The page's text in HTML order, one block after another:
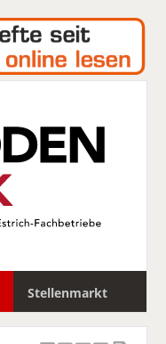
Stellenmarkt
c